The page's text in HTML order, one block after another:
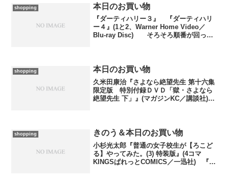
shopping 本日のお買い物
『ダーティハリー３』 『ダーティハリ
ー４』(1と2、Warner Home Video／
Blu-ray Disc) そろそろ順番が回って
shopping 本日のお買い物
久米田康治『さよなら絶望先生 第十六集
限定版 特別付録ＤＶＤ「獄・さよなら
絶望先生 下」』(マガジンKC／講談社)
shopping きのう＆本日のお買い物
小杉光太郎『普通の女子校生が【ろこど
る】やってみた。(3) 特装版』(4コマ
KINGSぱれっとCOMICS／一迅社) 『ジ